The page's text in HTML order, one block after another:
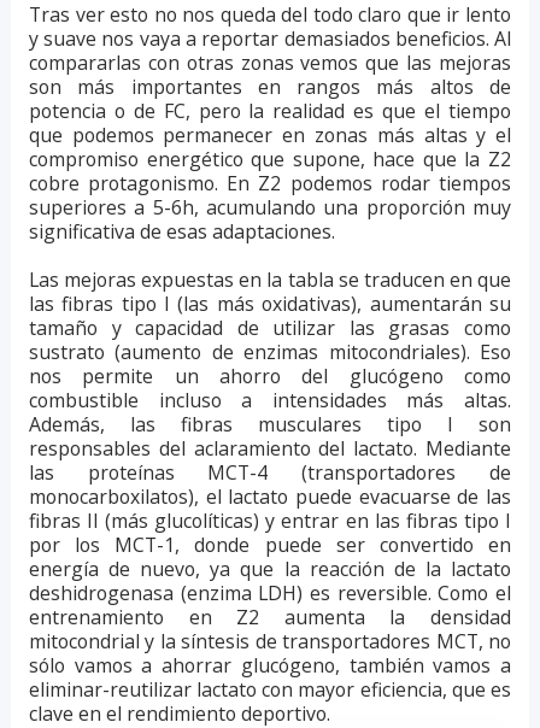
Tras ver esto no nos queda del todo claro que ir lento
y suave nos vaya a reportar demasiados beneficios. Al
compararlas con otras zonas vemos que las mejoras
son más importantes en rangos más altos de
potencia o de FC, pero la realidad es que el tiempo
que podemos permanecer en zonas más altas y el
compromiso energético que supone, hace que la Z2
cobre protagonismo. En Z2 podemos rodar tiempos
superiores a 5-6h, acumulando una proporción muy
significativa de esas adaptaciones.
Las mejoras expuestas en la tabla se traducen en que
las fibras tipo I (las más oxidativas), aumentarán su
tamaño y capacidad de utilizar las grasas como
sustrato (aumento de enzimas mitocondriales). Eso
nos permite un ahorro del glucógeno como
combustible incluso a intensidades más altas.
Además, las fibras musculares tipo I son
responsables del aclaramiento del lactato. Mediante
las proteínas MCT-4 (transportadores de
monocarboxilatos), el lactato puede evacuarse de las
fibras II (más glucolíticas) y entrar en las fibras tipo I
por los MCT-1, donde puede ser convertido en
energía de nuevo, ya que la reacción de la lactato
deshidrogenasa (enzima LDH) es reversible. Como el
entrenamiento en Z2 aumenta la densidad
mitocondrial y la síntesis de transportadores MCT, no
sólo vamos a ahorrar glucógeno, también vamos a
eliminar-reutilizar lactato con mayor eficiencia, que es
clave en el rendimiento deportivo.